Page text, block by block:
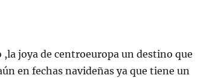
joya de centroeuropa un destino que
en fechas navideñas ya que tiene un